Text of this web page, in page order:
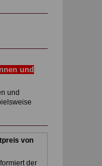
und
und
von
der